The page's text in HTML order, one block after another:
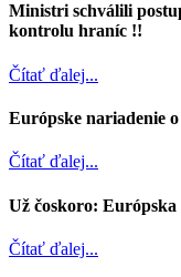
Ministri schválili
kontrolu hraníc !!
Čítať ďalej...
Európske nariadenie
Čítať ďalej...
Už čoskoro:
Čítať ďalej...